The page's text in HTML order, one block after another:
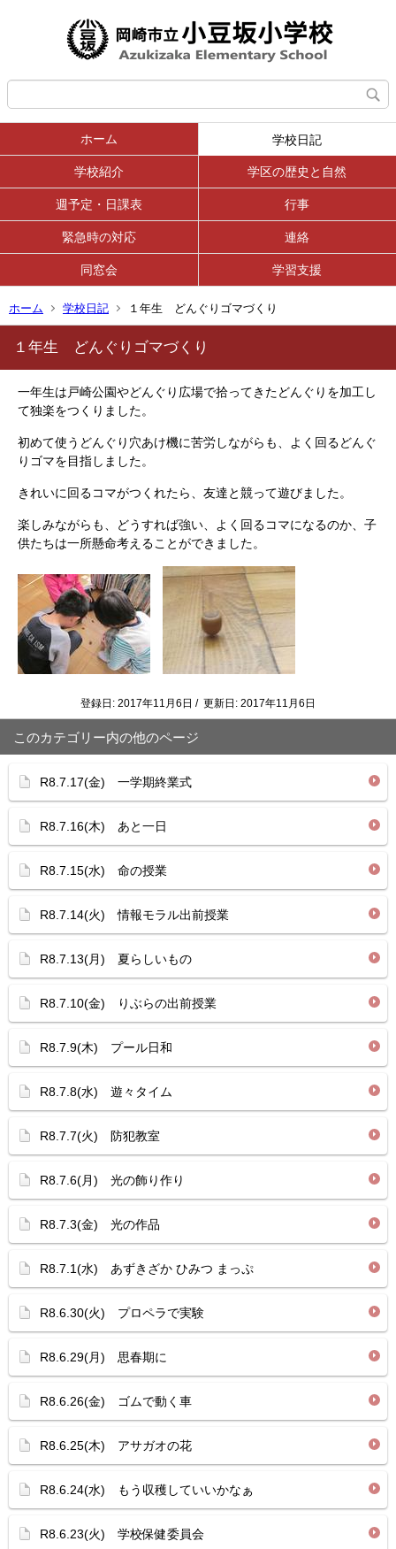
ホーム 学校日記
学校紹介 学区の歴史と自然
週予定・日課表 行事
緊急時の対応 連絡
同窓会 学習支援
ホーム 学校日記 １年生 どんぐりゴマづくり
１年生 どんぐりゴマづくり
一年生は戸崎公園やどんぐり広場で拾ってきたどんぐりを加工し
て独楽をつくりました。
初めて使うどんぐり穴あけ機に苦労しながらも、よく回るどんぐ
りゴマを目指しました。
きれいに回るコマがつくれたら、友達と競って遊びました。
楽しみながらも、どうすれば強い、よく回るコマになるのか、子
供たちは一所懸命考えることができました。
登録日: 2017年11月6日 / 更新日: 2017年11月6日
このカテゴリー内の他のページ
R8.7.17(金) 一学期終業式
R8.7.16(木) あと一日
R8.7.15(水) 命の授業
R8.7.14(火) 情報モラル出前授業
R8.7.13(月) 夏らしいもの
R8.7.10(金) りぶらの出前授業
R8.7.9(木) プール日和
R8.7.8(水) 遊々タイム
R8.7.7(火) 防犯教室
R8.7.6(月) 光の飾り作り
R8.7.3(金) 光の作品
R8.7.1(水) あずきざか ひみつ まっぷ
R8.6.30(火) プロペラで実験
R8.6.29(月) 思春期に
R8.6.26(金) ゴムで動く車
R8.6.25(木) アサガオの花
R8.6.24(水) もう収穫していいかなぁ
R8.6.23(火) 学校保健委員会